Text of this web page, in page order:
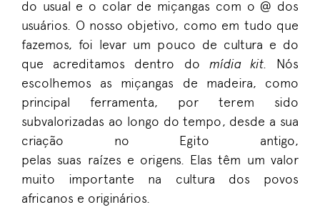
do usual e o colar de miçangas com o @ dos
usuários. O nosso objetivo, como em tudo que
fazemos, foi levar um pouco de cultura e do
que acreditamos dentro do mídiakit.
Nós
escolhemos as miçangas de madeira, como
principal ferramenta, por terem
sido
subvalorizadas ao longo do tempo, desde a sua
criação no Egito antigo,
pelas suas raízes e origens. Elas têm um valor
muito importante na cultura dos povos
africanos e originários.